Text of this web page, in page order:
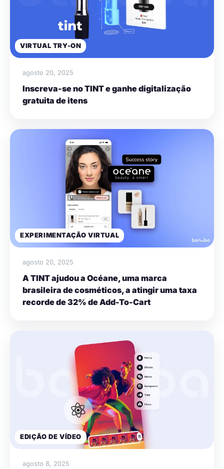
VIRTUAL TRY-ON
agosto 20, 2025
Inscreva-se no TINT e ganhe digitalização
gratuita de itens
EXPERIMENTAÇÃO VIRTUAL
agosto 20, 2025
A TINT ajudou a Océane, uma marca
brasileira de cosméticos, a atingir uma taxa
recorde de 32% de Add-To-Cart
EDIÇÃO DE VÍDEO
agosto 8, 2025